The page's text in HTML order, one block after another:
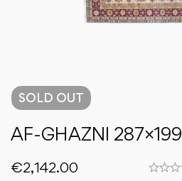
SOLD OUT
AF-GHAZNI 287×199
€2,142.00